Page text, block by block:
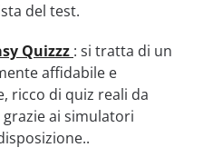
del test.
Quizzz : si tratta di un
affidabile e
ricco di quiz reali da
ai simulatori